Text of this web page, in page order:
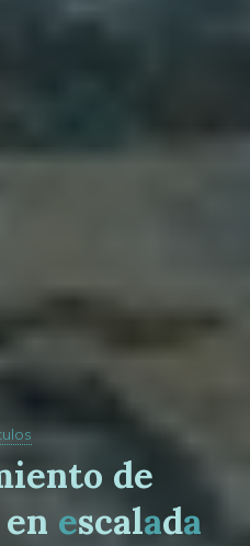
iento de
en escalada